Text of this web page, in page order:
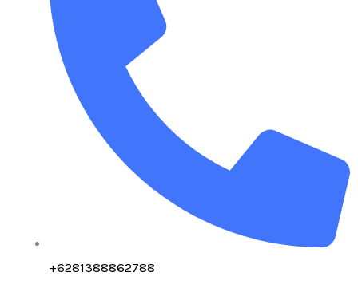
+6281388862788